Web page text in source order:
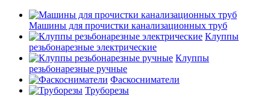
Машины для прочистки канализационных труб
Клуппы
резьбонарезные электрические
Клуппы
резьбонарезные ручные
Фаскосниматели
Труборезы